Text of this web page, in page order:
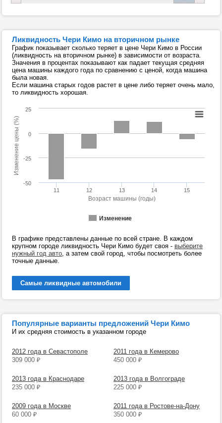
Ликвидность Чери Кимо на вторичном рынке
График показывает сколько теряет в цене Чери Кимо в России
(ликвидность на вторичном рынке) в зависимости от возраста.
Значения в процентах показывают как падает текущая средняя
цена машины каждого года по сравнению с ценой, когда машина
была новая.
Если машина старых годов растет в цене либо теряет очень мало,
то ликвидность хорошая.
Возраст машины (годы)
Изменение цены (%)
Изменение
11 12 13 14 15
0
-50
-25
25
В графике представлены данные по всей стране. В каждом
крупном городе ликвидность Чери Кимо будет своя - выберите
нужный год авто, а затем свой город, чтобы посмотреть более
точные данные.
Самые ликвидные автомобили
Популярные варианты предложений Чери Кимо
И их средняя стоимость в указанном городе
2012 года в Севастополе
309 000 ₽
2011 года в Кемерово
450 000 ₽
2013 года в Краснодаре
235 000 ₽
2013 года в Волгограде
225 000 ₽
2009 года в Москве
60 000 ₽
2011 года в Ростове-на-Дону
350 000 ₽